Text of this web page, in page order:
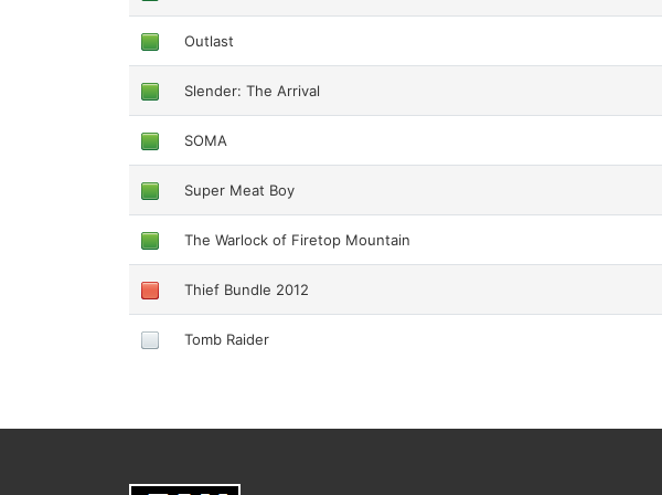
Outlast
Slender: The Arrival
SOMA
Super Meat Boy
The Warlock of Firetop Mountain
Thief Bundle 2012
Tomb Raider